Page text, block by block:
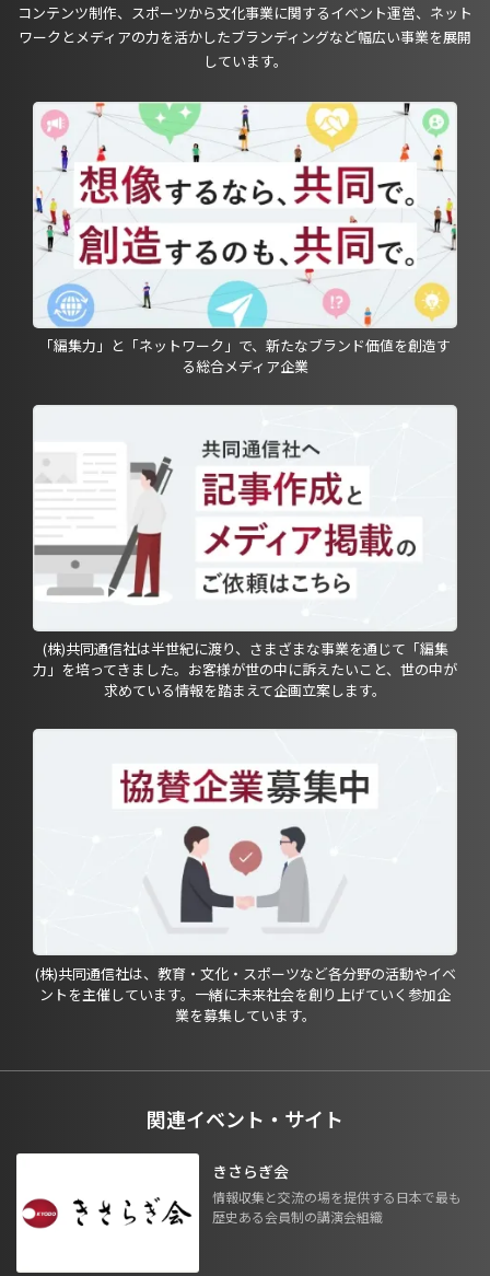
コンテンツ制作、スポーツから文化事業に関するイベント運営、ネット
ワークとメディアの力を活かしたブランディングなど幅広い事業を展開
しています。
「編集力」と「ネットワーク」で、新たなブランド価値を創造す
る総合メディア企業
(株)共同通信社は半世紀に渡り、さまざまな事業を通じて「編集
力」を培ってきました。お客様が世の中に訴えたいこと、世の中が
求めている情報を踏まえて企画立案します。
(株)共同通信社は、教育・文化・スポーツなど各分野の活動やイベ
ントを主催しています。一緒に未来社会を創り上げていく参加企
業を募集しています。
関連イベント・サイト
きさらぎ会
情報収集と交流の場を提供する日本で最も
歴史ある会員制の講演会組織